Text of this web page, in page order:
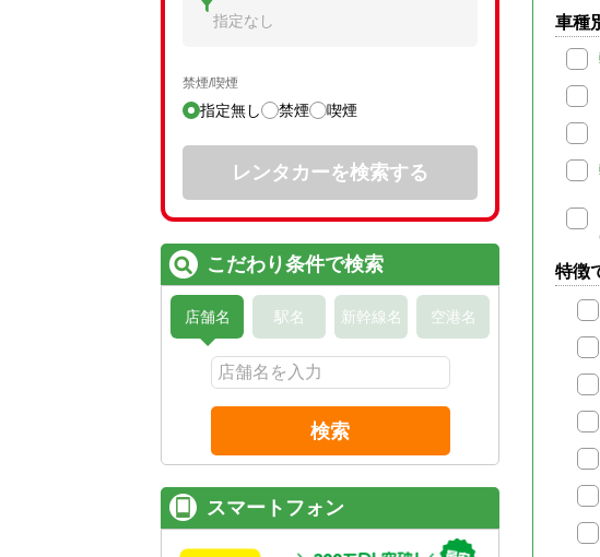
車種
特徴
指定なし
禁煙/喫煙
指定無し 禁煙 喫煙
レンタカーを検索する
こだわり条件で検索
店舗名 駅名 新幹線名 空港名
検索
スマートフォン